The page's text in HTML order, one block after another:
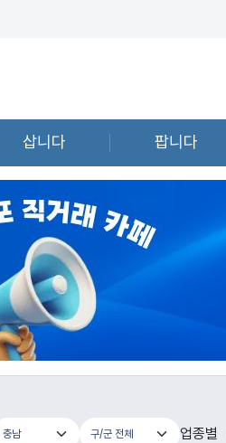
삽니다 팝니다
업종별